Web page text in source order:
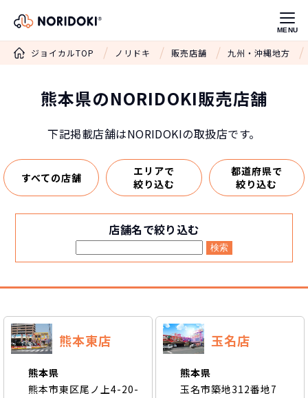
MENU
ジョイカルTOP ノリドキ 販売店舗 九州・沖縄地方
熊本県のNORIDOKI販売店舗
下記掲載店舗はNORIDOKIの取扱店です。
すべての店舗
エリアで
絞り込む
都道府県で
絞り込む
店舗名で絞り込む
検索
熊本東店
熊本県
熊本市東区尾ノ上4-20-
玉名店
熊本県
玉名市築地312番地7